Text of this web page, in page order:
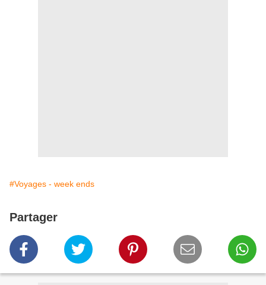
#Voyages - week ends
Partager